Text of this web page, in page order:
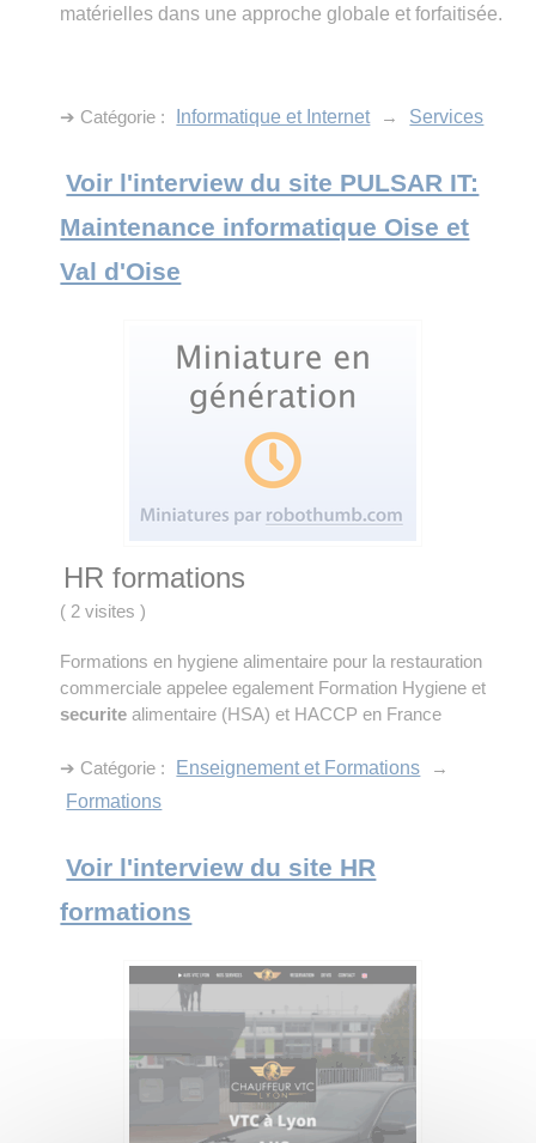
matérielles dans une approche globale et forfaitisée.
➔ Catégorie : Informatique et Internet → Services
Voir l'interview du site PULSAR IT:
Maintenance informatique Oise et
Val d'Oise
HR formations
( 2 visites)
Formations en hygiene alimentaire pour la restauration
commerciale appelee egalement Formation Hygiene et
securite alimentaire (HSA) et HACCP en France
➔ Catégorie : Enseignement et Formations
→
Formations
Voir l'interview du site HR
formations